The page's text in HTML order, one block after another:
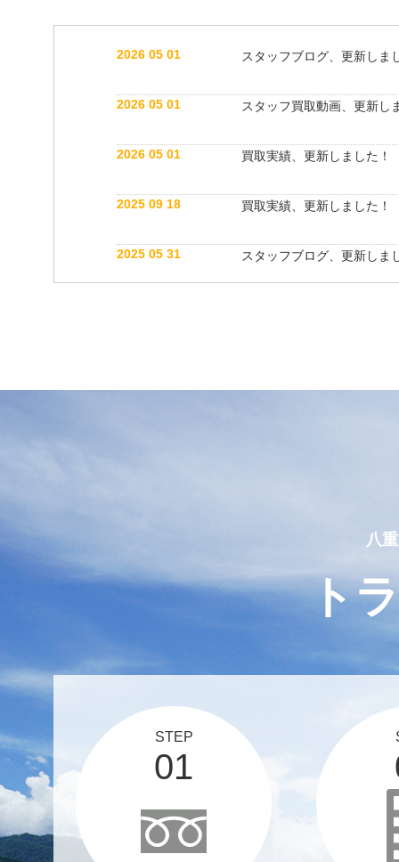
2026 05 01 スタッフブログ、更新しま
2026 05 01 スタッフ買取動画、更新し
2026 05 01 買取実績、更新しました！
2025 09 18 買取実績、更新しました！
2025 05 31 スタッフブログ、更新しま
八
ト
STEP
01